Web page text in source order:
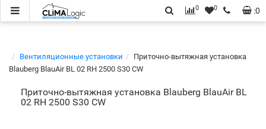
:0
0 0
Вентиляционные установки
Приточно-вытяжная установка
Blauberg BlauAir BL 02 RH 2500 S30 CW
Приточно-вытяжная установка Blauberg BlauAir BL
02 RH 2500 S30 CW